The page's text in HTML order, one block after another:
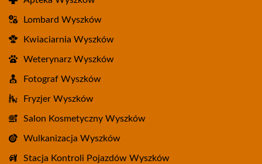
Lombard Wyszków
Kwiaciarnia Wyszków
Weterynarz Wyszków
Fotograf Wyszków
Fryzjer Wyszków
Salon Kosmetyczny Wyszków
Wulkanizacja Wyszków
Stacja Kontroli Pojazdów Wyszków